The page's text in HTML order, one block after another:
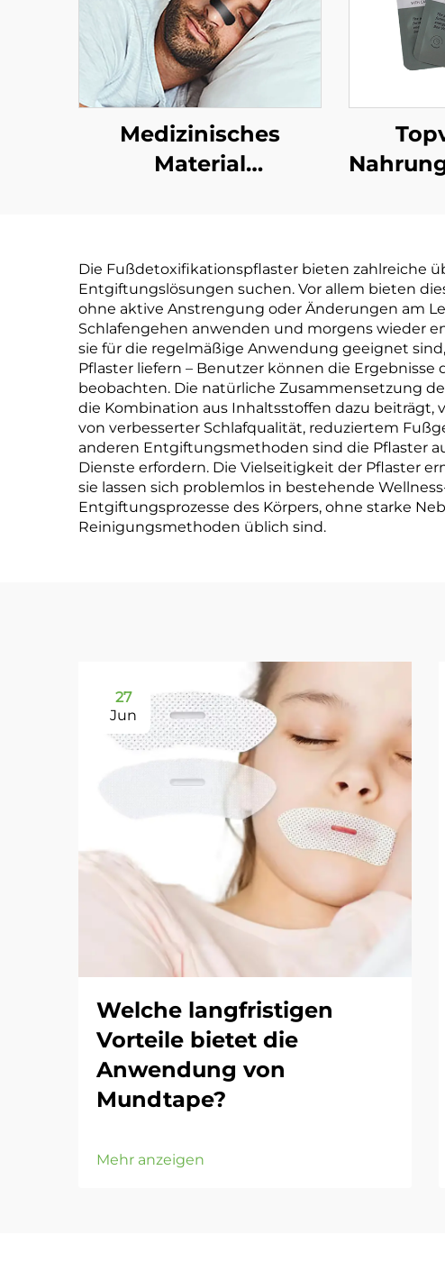
Medizinisches
Material
Nasenspangen zur
Hustenentlastung
Atmungs-
Nasenbänder
Die Fußdetoxifikationspflaster bieten zahlreiche
Entgiftungslösungen suchen. Vor allem bieten
ohne aktive Anstrengung oder Änderungen am
Schlafengehen anwenden und morgens wieder
sie für die regelmäßige Anwendung geeignet
Pflaster liefern – Benutzer können die
beobachten. Die natürliche Zusammensetzung
die Kombination aus Inhaltsstoffen dazu
von verbesserter Schlafqualität, reduziertem
anderen Entgiftungsmethoden sind die Pflaster
Dienste erfordern. Die Vielseitigkeit der Pflaster
sie lassen sich problemlos in bestehende
Entgiftungsprozesse des Körpers, ohne starke
Reinigungsmethoden üblich sind.
27
Jun
Welche langfristigen
Vorteile bietet die
Anwendung von
Mundtape?
Mehr anzeigen